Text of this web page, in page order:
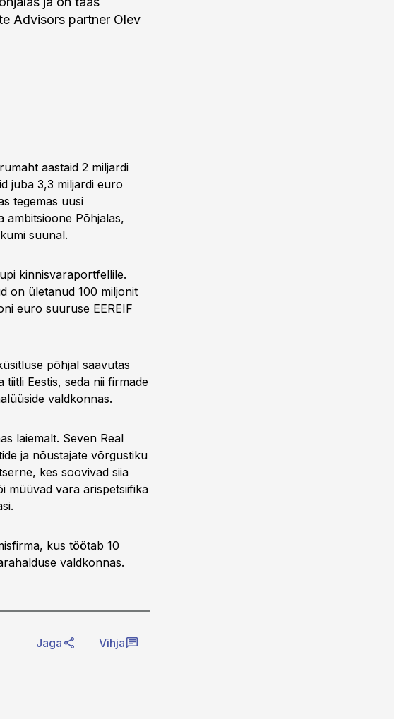
Advisors partner Olev
aastaid 2 miljardi
juba 3,3 miljardi euro
tegemas uusi
ambitsioone Põhjalas,
suunal.
kinnisvaraportfellile.
on ületanud 100 miljonit
euro suuruse EEREIF
põhjal saavutas
tiitli Eestis, seda nii firmade
valdkonnas.
laiemalt. Seven Real
ja nõustajate võrgustiku
kes soovivad siia
müüvad vara ärispetsiifika
kus töötab 10
valdkonnas.
Jaga Vihja